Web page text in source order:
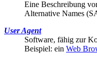
Eine Beschreibung
Alternative Names
User Agent
Software, fähig zur
Beispiel: ein Web